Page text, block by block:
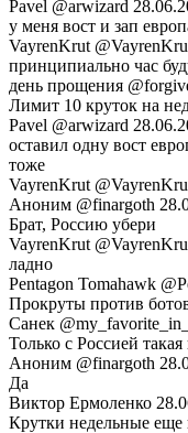
Pavel @arwizard
у меня вост и зап
VayrenKrut
принципиально час
день прощения
Лимит 10 круток на
Pavel @arwizard
оставил одну вост
тоже
VayrenKrut
Аноним @finargoth
Брат, Россию убери
VayrenKrut
ладно
Pentagon Tomahawk
Прокруты против
Санек
Только с Россией
Аноним @finargoth
Да
Виктор Ермоленко
Крутки недельные еще